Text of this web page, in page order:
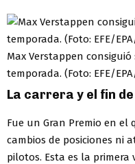
Max Verstappen
temporada. (Foto: EFE/
La carrera y el fin
Fue un Gran Premio en
cambios de posiciones ni
pilotos. Esta es la primera